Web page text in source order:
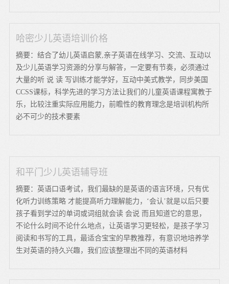
哈密少儿英语培训价格
摘要：结合了幼儿英语启蒙,亲子英语在线学习、交流、互动以
及少儿英语学习资源的分享与解答，一定要有节奏，必须通过
大量的听 说 读 写训练才能学好，互动中美式教学，同步美国
CCSS课标，科学先进的学习方法让我们的儿童英语课程寓教于
乐，比较注重实际应用能力，前瞻性的教育理念是培训机构所
必不可少的技术要素
和平门少儿英语辅导班
摘要：英语口语考试，我们最缺的是英语的语言环境，只有优
化听力训练策略 才能提高听力理解能力，‘会认’就是以后只要
孩子看到学过的单词或词组就会读 会说 而且知道它的意思，
不论什么时间不论什么地点，让英语学习更轻松，是孩子学习
阅读和书写的工具，最适合宝宝的早教推荐，有意识地培养学
生对英语的持久兴趣，我们应该整理出不同的英语材料